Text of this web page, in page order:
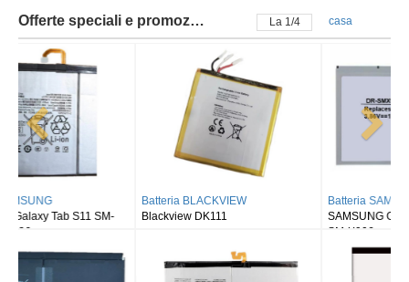
Offerte speciali e promozioni La 2/4 casa
Batteria BLACKVIEW
Blackview DK111
Batteria SAMSUNG
SAMSUNG Galaxy Tab S8 Ultra